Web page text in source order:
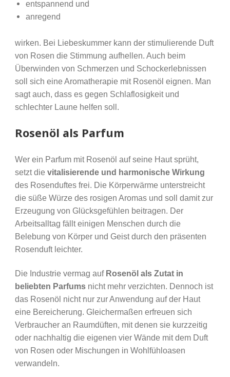
entspannend und
anregend
wirken. Bei Liebeskummer kann der stimulierende Duft
von Rosen die Stimmung aufhellen. Auch beim
Überwinden von Schmerzen und Schockerlebnissen
soll sich eine Aromatherapie mit Rosenöl eignen. Man
sagt auch, dass es gegen Schlaflosigkeit und
schlechter Laune helfen soll.
Rosenöl als Parfum
Wer ein Parfum mit Rosenöl auf seine Haut sprüht,
setzt die vitalisierende und harmonische Wirkung
des Rosenduftes frei. Die Körperwärme unterstreicht
die süße Würze des rosigen Aromas und soll damit zur
Erzeugung von Glücksgefühlen beitragen. Der
Arbeitsalltag fällt einigen Menschen durch die
Belebung von Körper und Geist durch den präsenten
Rosenduft leichter.
Die Industrie vermag auf Rosenöl als Zutat in
beliebten Parfumsnicht mehr verzichten. Dennoch ist
das Rosenöl nicht nur zur Anwendung auf der Haut
eine Bereicherung. Gleichermaßen erfreuen sich
Verbraucher an Raumdüften, mit denen sie kurzzeitig
oder nachhaltig die eigenen vier Wände mit dem Duft
von Rosen oder Mischungen in Wohlfühloasen
verwandeln.